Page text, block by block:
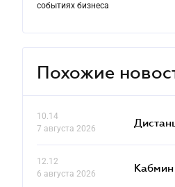
событиях бизнеса
Похожие
10.14
7 августа 2026
12.12
6 августа 2026